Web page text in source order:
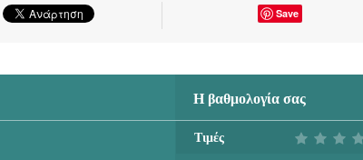
Save
Η βαθμολογία σας
Τιμές